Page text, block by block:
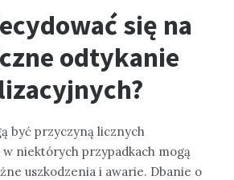
się na
odtykanie
być przyczyną licznych
niektórych przypadkach mogą
uszkodzenia i awarie. Dbanie o